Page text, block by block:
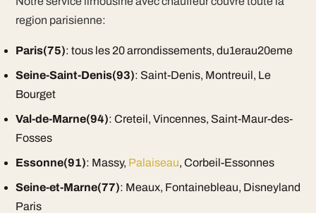
region parisienne:
Paris(75): tous les 20 arrondissements, du1erau20eme
Seine-Saint-Denis(93): Saint-Denis, Montreuil, Le
Bourget
Val-de-Marne(94): Creteil, Vincennes, Saint-Maur-des-
Fosses
Essonne(91): Massy, Palaiseau, Corbeil-Essonnes
Seine-et-Marne(77): Meaux, Fontainebleau, Disneyland
Paris